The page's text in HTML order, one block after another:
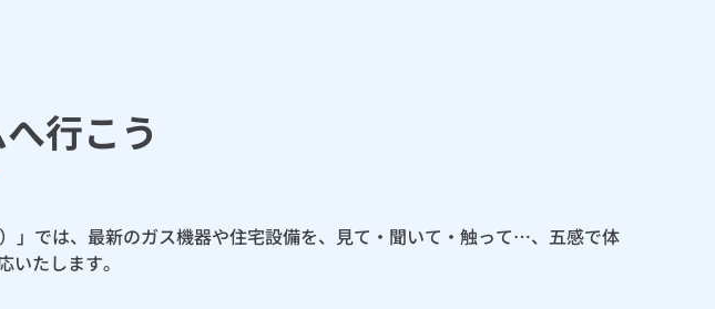
行こう
」では、最新のガス機器や住宅設備を、見て・聞いて・触って…、五感で体
たします。